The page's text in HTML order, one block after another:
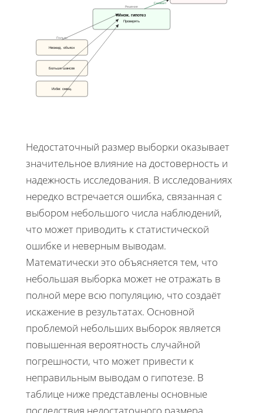
Множ. гипотез
Проверять
Неожид. объясн
Больше шансов
Избег. смещ.
Снижает
Решение
Пользы
Недостаточный размер выборки оказывает
значительное влияние на достоверность и
надежность исследования. В исследованиях
нередко встречается ошибка, связанная с
выбором небольшого числа наблюдений,
что может приводить к статистической
ошибке и неверным выводам.
Математически это объясняется тем, что
небольшая выборка может не отражать в
полной мере всю популяцию, что создаёт
искажение в результатах. Основной
проблемой небольших выборок является
повышенная вероятность случайной
погрешности, что может привести к
неправильным выводам о гипотезе. В
таблице ниже представлены основные